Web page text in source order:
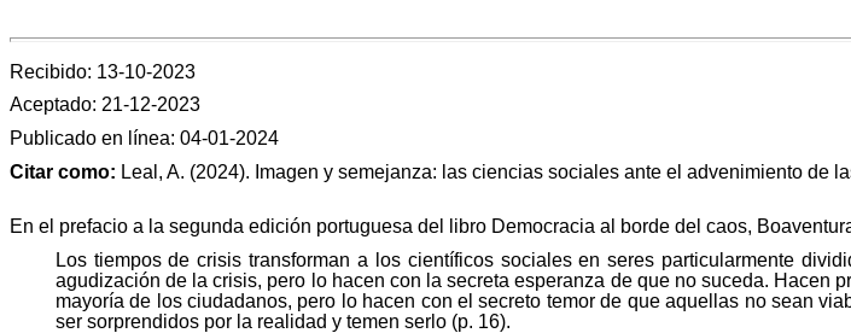
Recibido: 13-10-2023
Aceptado: 21-12-2023
Publicado en línea: 04-01-2024
Citar como: Leal, A. (2024). Imagen y semejanza: las ciencias sociales ante el advenimiento de
En el prefacio a la segunda edición portuguesa del libro Democracia al borde del caos,
Los tiempos de crisis transforman a los científicos sociales en seres particularmente
agudización de la crisis, pero lo hacen con la secreta esperanza de que no suceda.
mayoría de los ciudadanos, pero lo hacen con el secreto temor de que aquellas no sean
ser sorprendidos por la realidad y temen serlo (p. 16).